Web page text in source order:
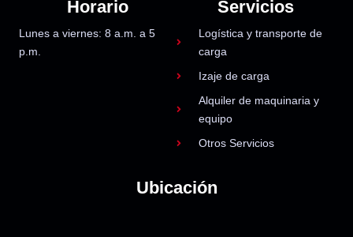
Horario
Lunes a viernes: 8 a.m. a 5
p.m.
Servicios
Logística y transporte de
carga
Izaje de carga
Alquiler de maquinaria y
equipo
Otros Servicios
Ubicación